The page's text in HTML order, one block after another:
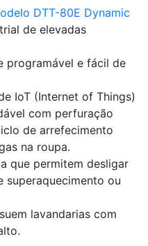
DTT-80E Dynamic
de elevadas
programável e fácil de
IoT (Internet of Things)
com perfuração
de arrefecimento
na roupa.
que permitem desligar
superaquecimento ou
lavandarias com